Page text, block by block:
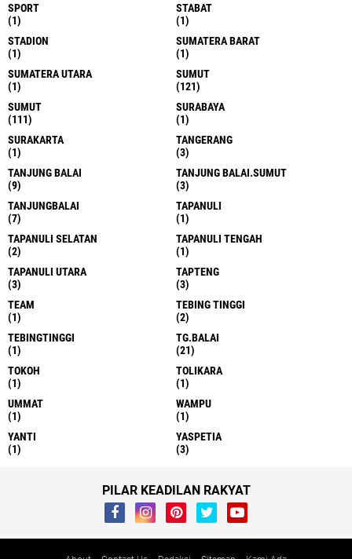
SPORT
(1)
STABAT
(1)
STADION
(1)
SUMATERA BARAT
(1)
SUMATERA UTARA
(1)
SUMUT
(121)
SUMUT
(111)
SURABAYA
(1)
SURAKARTA
(1)
TANGERANG
(3)
TANJUNG BALAI
(9)
TANJUNG BALAI.SUMUT
(3)
TANJUNGBALAI
(7)
TAPANULI
(1)
TAPANULI SELATAN
(2)
TAPANULI TENGAH
(1)
TAPANULI UTARA
(3)
TAPTENG
(3)
TEAM
(1)
TEBING TINGGI
(2)
TEBINGTINGGI
(1)
TG.BALAI
(21)
TOKOH
(1)
TOLIKARA
(1)
UMMAT
(1)
WAMPU
(1)
YANTI
(1)
YASPETIA
(3)
PILAR KEADILAN RAKYAT